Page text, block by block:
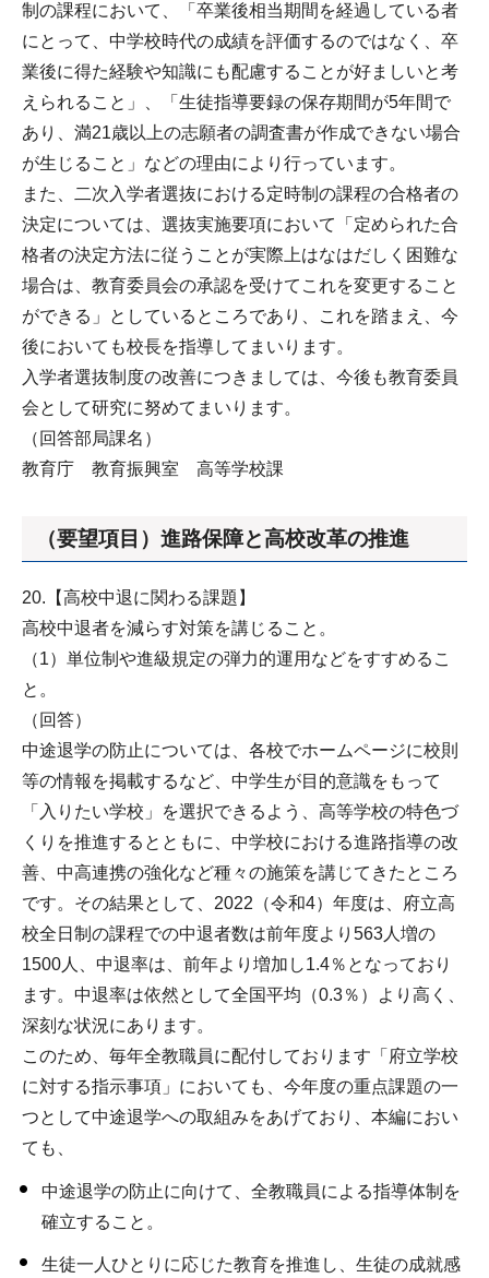
制の課程において、「卒業後相当期間を経過している者
にとって、中学校時代の成績を評価するのではなく、卒
業後に得た経験や知識にも配慮することが好ましいと考
えられること」、「生徒指導要録の保存期間が5年間で
あり、満21歳以上の志願者の調査書が作成できない場合
が生じること」などの理由により行っています。
また、二次入学者選抜における定時制の課程の合格者の
決定については、選抜実施要項において「定められた合
格者の決定方法に従うことが実際上はなはだしく困難な
場合は、教育委員会の承認を受けてこれを変更すること
ができる」としているところであり、これを踏まえ、今
後においても校長を指導してまいります。
入学者選抜制度の改善につきましては、今後も教育委員
会として研究に努めてまいります。
（回答部局課名）
教育庁 教育振興室 高等学校課
（要望項目）進路保障と高校改革の推進
20.【高校中退に関わる課題】
高校中退者を減らす対策を講じること。
（1）単位制や進級規定の弾力的運用などをすすめるこ
と。
（回答）
中途退学の防止については、各校でホームページに校則
等の情報を掲載するなど、中学生が目的意識をもって
「入りたい学校」を選択できるよう、高等学校の特色づ
くりを推進するとともに、中学校における進路指導の改
善、中高連携の強化など種々の施策を講じてきたところ
です。その結果として、2022（令和4）年度は、府立高
校全日制の課程での中退者数は前年度より563人増の
1500人、中退率は、前年より増加し1.4％となっており
ます。中退率は依然として全国平均（0.3％）より高く、
深刻な状況にあります。
このため、毎年全教職員に配付しております「府立学校
に対する指示事項」においても、今年度の重点課題の一
つとして中途退学への取組みをあげており、本編におい
ても、
中途退学の防止に向けて、全教職員による指導体制を
確立すること。
生徒一人ひとりに応じた教育を推進し、生徒の成就感